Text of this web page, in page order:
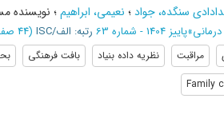
سنگده، جواد؛ نعیمی، ابراهیم؛ نویسنده
»پاییز 1404 - شماره 63 رتبه: الف/ISC (‎44 صفحه -
مراقبت نظریه داده بنیاد بافت فرهنگی
Family